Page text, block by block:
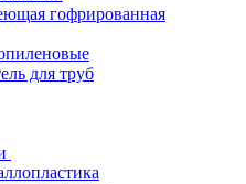
гофрированная
для труб